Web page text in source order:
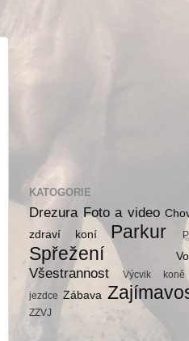
KATOGORIE
Drezura Foto a video
zdraví koní
Parkur
Spřežení
Všestrannost Výcvik
jezdce Zábava
ZZVJ